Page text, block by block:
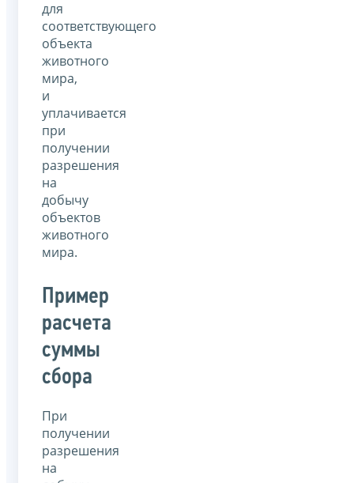
для
соответствующего
объекта
животного
мира,
и
уплачивается
при
получении
разрешения
на
добычу
объектов
животного
мира.
Пример
расчета
суммы
сбора
При
получении
разрешения
на